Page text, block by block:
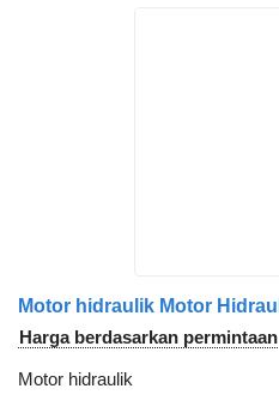
Harga berdasarkan permintaan
Motor hidraulik